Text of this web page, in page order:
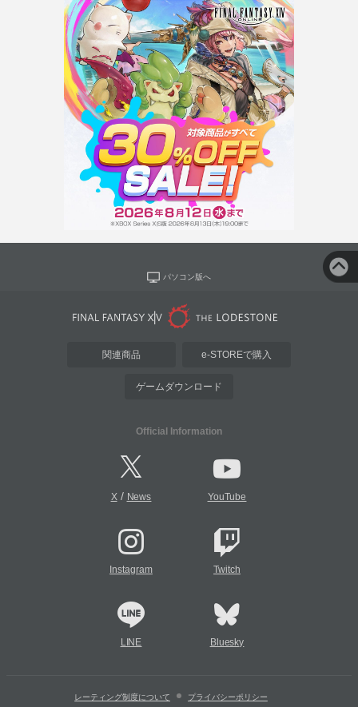
パソコン版へ
関連商品 e-STOREで購入
ゲームダウンロード
Official Information
X/ News YouTube
Instagram Twitch
LINE Bluesky
レーティング制度について プライバシーポリシー